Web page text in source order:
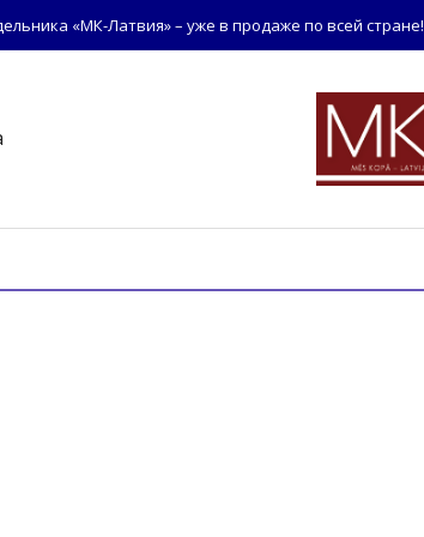
«МК-Латвия» – уже в продаже по всей стране!